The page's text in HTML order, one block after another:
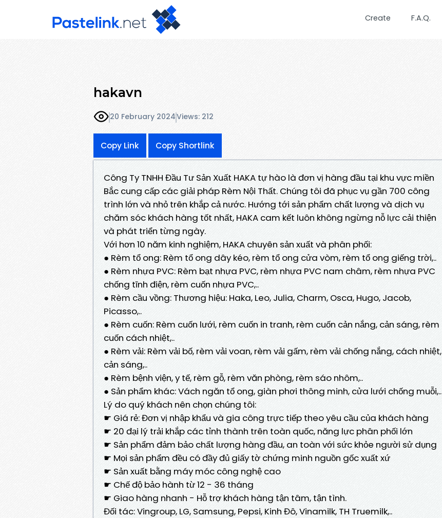
Create F.A.Q.
hakavn
20 February 2024Views: 212
Copy Link Copy Shortlink
Công Ty TNHH Đầu Tư Sản Xuất HAKA tự hào là đơn vị hàng đầu tại khu vực miền
Bắc cung cấp các giải pháp Rèm Nội Thất. Chúng tôi đã phục vụ gần 700 công
trình lớn và nhỏ trên khắp cả nước. Hướng tới sản phẩm chất lượng và dịch vụ
chăm sóc khách hàng tốt nhất, HAKA cam kết luôn không ngừng nỗ lực cải thiện
và phát triển từng ngày.
Với hơn 10 năm kinh nghiệm, HAKA chuyên sản xuất và phân phối:
● Rèm tổ ong: Rèm tổ ong dây kéo, rèm tổ ong cửa vòm, rèm tổ ong giếng trời,..
● Rèm nhựa PVC: Rèm bạt nhựa PVC, rèm nhựa PVC nam châm, rèm nhựa PVC
chống tĩnh điện, rèm cuốn nhựa PVC,..
● Rèm cầu vồng: Thương hiệu: Haka, Leo, Julia, Charm, Osca, Hugo, Jacob,
Picasso,..
● Rèm cuốn: Rèm cuốn lưới, rèm cuốn in tranh, rèm cuốn cản nắng, cản sáng, rèm
cuốn cách nhiệt,..
● Rèm vải: Rèm vải bố, rèm vải voan, rèm vải gấm, rèm vải chống nắng, cách nhiệt,
cản sáng,..
● Rèm bệnh viện, y tế, rèm gỗ, rèm văn phòng, rèm sáo nhôm,..
● Sản phẩm khác: Vách ngăn tổ ong, giàn phơi thông minh, cửa lưới chống muỗi,..
Lý do quý khách nên chọn chúng tôi:
☛ Giá rẻ: Đơn vị nhập khẩu và gia công trực tiếp theo yêu cầu của khách hàng
☛ 20 đại lý trải khắp các tỉnh thành trên toàn quốc, năng lực phân phối lớn
☛ Sản phẩm đảm bảo chất lượng hàng đầu, an toàn với sức khỏe người sử dụng
☛ Mọi sản phẩm đều có đầy đủ giấy tờ chứng minh nguồn gốc xuất xứ
☛ Sản xuất bằng máy móc công nghệ cao
☛ Chế độ bảo hành từ 12 - 36 tháng
☛ Giao hàng nhanh - Hỗ trợ khách hàng tận tâm, tận tình.
Đối tác: Vingroup, LG, Samsung, Pepsi, Kinh Đô, Vinamilk, TH Truemilk,..